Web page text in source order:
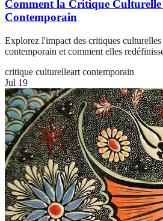
Comment la Critique
Contemporain
Explorez l'impact des critiques
contemporain et comment elles
critique culturelleart contemporain
Jul 19